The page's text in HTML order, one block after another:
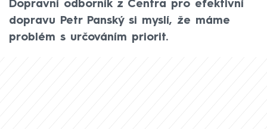
Dopravní odborník z Centra pro efektivní
dopravu Petr Panský si myslí, že máme
problém s určováním priorit.